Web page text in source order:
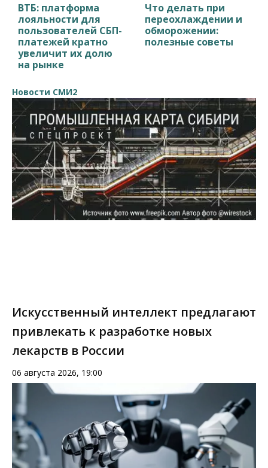
ВТБ: платформа
лояльности для
пользователей СБП-
платежей кратно
увеличит их долю
на рынке
Что делать при
переохлаждении и
обморожении:
полезные советы
Новости СМИ2
Искусственный интеллект предлагают
привлекать к разработке новых
лекарств в России
06 августа 2026, 19:00